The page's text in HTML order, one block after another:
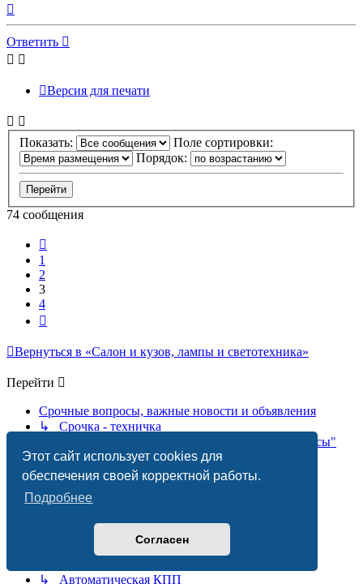
Этот сайт использует cookies для
обеспечения своей корректной работы.
Подробнее
Согласен
началу
Ответить
Версия для печати
Показать:
Поле сортировки:
Порядок:
74 сообщения
1
2
3
4
Вернуться в «Салон и кузов, лампы и светотехника»
Перейти
Срочные вопросы, важные новости и объявления
↳ Срочка - техничка
↳ Содержание раздела "Часто задаваемые вопросы"
↳ Содержание раздела "Литература"
↳ Новости, объявления, призывы
↳ Техчасть
↳ Бензиновый двигатель
↳ Автоматическая КПП